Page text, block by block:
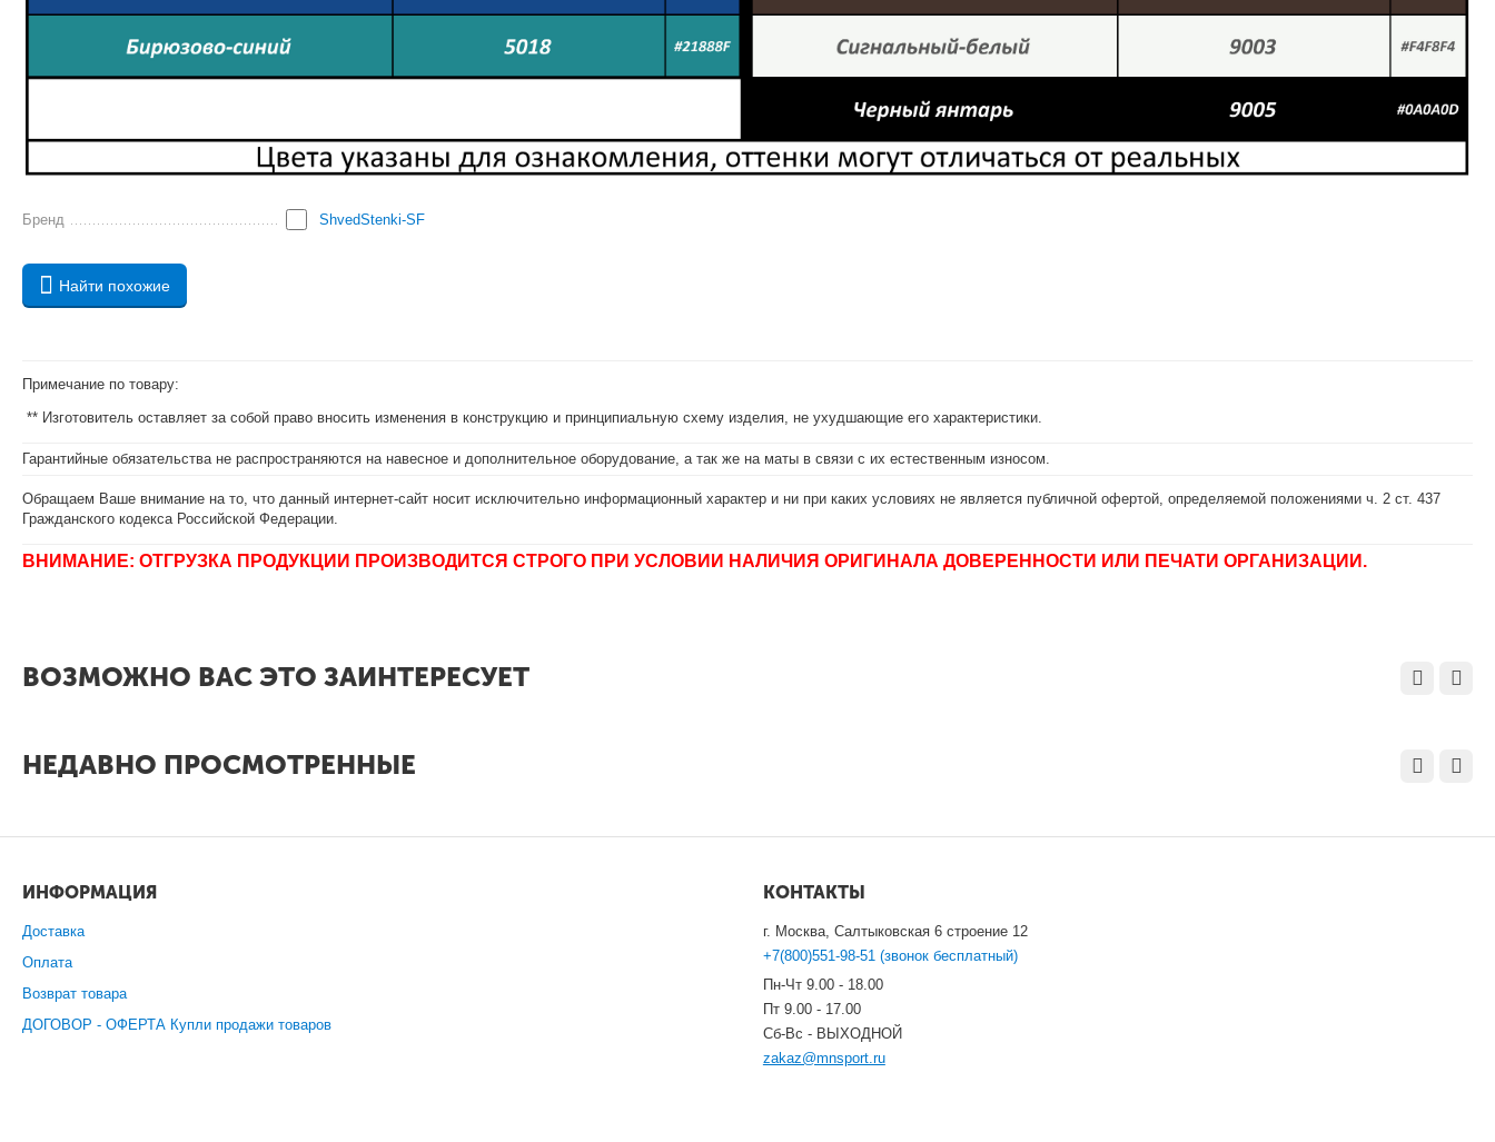
Бренд ShvedStenki-SF
Найти похожие
Примечание по товару:
** Изготовитель оставляет за собой право вносить изменения в конструкцию и принципиальную схему изделия, не ухудшающие его характеристики.
Гарантийные обязательства не распространяются на навесное и дополнительное оборудование, а так же на маты в связи с их естественным износом.
Обращаем Ваше внимание на то, что данный интернет-сайт носит исключительно информационный характер и ни при каких условиях не является публичной офертой, определяемой положениями ч. 2 ст. 437
Гражданского кодекса Российской Федерации.
ВНИМАНИЕ: ОТГРУЗКА ПРОДУКЦИИ ПРОИЗВОДИТСЯ СТРОГО ПРИ УСЛОВИИ НАЛИЧИЯ ОРИГИНАЛА ДОВЕРЕННОСТИ ИЛИ ПЕЧАТИ ОРГАНИЗАЦИИ.
ВОЗМОЖНО ВАС ЭТО ЗАИНТЕРЕСУЕТ
НЕДАВНО ПРОСМОТРЕННЫЕ
ИНФОРМАЦИЯ
Доставка
Оплата
Возврат товара
ДОГОВОР - ОФЕРТА Купли продажи товаров
КОНТАКТЫ
г. Москва, Салтыковская 6 строение 12
+7(800)551-98-51 (звонок бесплатный)
Пн-Чт 9.00 - 18.00
Пт 9.00 - 17.00
Сб-Вс - ВЫХОДНОЙ
zakaz@mnsport.ru